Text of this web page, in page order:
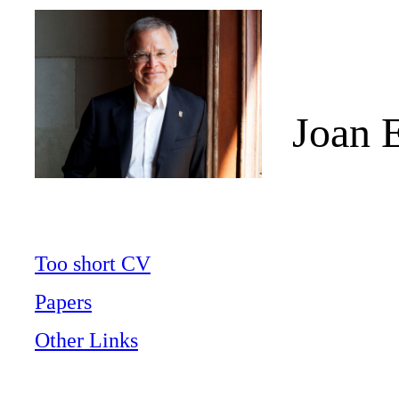
Joan
Too short CV
Papers
Other Links